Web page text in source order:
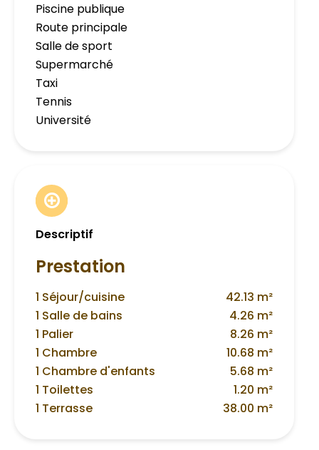
Piscine publique
Route principale
Salle de sport
Supermarché
Taxi
Tennis
Université
Descriptif
Prestation
1 Séjour/cuisine
42.13 m²
1 Salle de bains
4.26 m²
1 Palier
8.26 m²
1 Chambre
10.68 m²
1 Chambre d'enfants
5.68 m²
1 Toilettes
1.20 m²
1 Terrasse
38.00 m²